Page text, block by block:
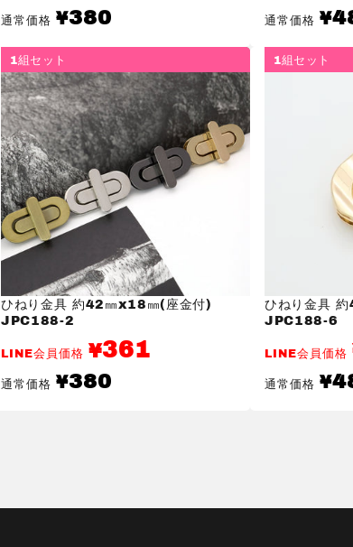
通常価格
通
常
格
¥380 通常価格
通
常
格
¥
1組セット
ひねり金具 約42㎜x18㎜(座金付)
JPC188-2
LINE会員価格 ¥361
通常価格
通
常
¥380
1組セット
ひねり金具
JPC188-6
LINE会員価格
通常価格
通
常
¥